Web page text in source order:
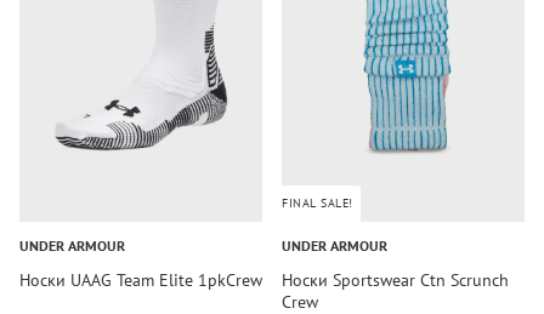
UNDER ARMOUR
Носки UAAG Team Elite 1pkCrew
FINAL SALE!
UNDER ARMOUR
Носки Sportswear Ctn Scrunch
Crew